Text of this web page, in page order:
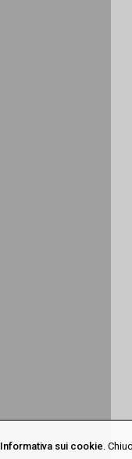
Informativa sui cookie.